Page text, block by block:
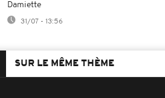
Damiette
31/07 - 13:56
SUR LE MÊME THÈME